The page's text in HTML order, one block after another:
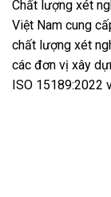
Chất lượng xét
Việt Nam cung
chất lượng xét
các đơn vị xây
ISO 15189:2022